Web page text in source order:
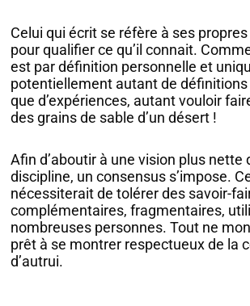
Celui qui écrit se réfère à ses
pour qualifier ce qu’il connait.
est par définition personnelle et
potentiellement autant de définitions
que d’expériences, autant vouloir
des grains de sable d’un désert !
Afin d’aboutir à une vision plus nette
discipline, un consensus s’impose.
nécessiterait de tolérer des savoir-
complémentaires, fragmentaires,
nombreuses personnes. Tout ne
prêt à se montrer respectueux de la
d’autrui.